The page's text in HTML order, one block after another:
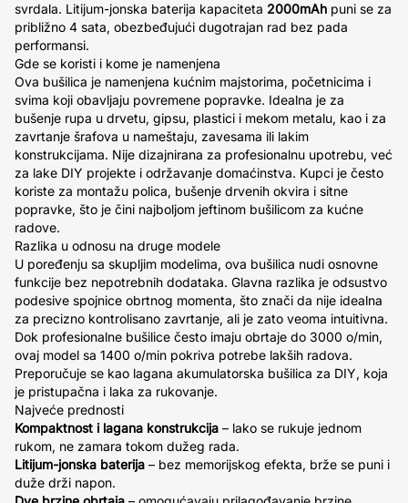
svrdala. Litijum-jonska baterija kapaciteta 2000mAh puni se za
približno 4 sata, obezbeđujući dugotrajan rad bez pada
performansi.
Gde se koristi i kome je namenjena
Ova bušilica je namenjena kućnim majstorima, početnicima i
svima koji obavljaju povremene popravke. Idealna je za
bušenje rupa u drvetu, gipsu, plastici i mekom metalu, kao i za
zavrtanje šrafova u nameštaju, zavesama ili lakim
konstrukcijama. Nije dizajnirana za profesionalnu upotrebu, već
za lake DIY projekte i održavanje domaćinstva. Kupci je često
koriste za montažu polica, bušenje drvenih okvira i sitne
popravke, što je čini najboljom jeftinom bušilicom za kućne
radove.
Razlika u odnosu na druge modele
U poređenju sa skupljim modelima, ova bušilica nudi osnovne
funkcije bez nepotrebnih dodataka. Glavna razlika je odsustvo
podesive spojnice obrtnog momenta, što znači da nije idealna
za precizno kontrolisano zavrtanje, ali je zato veoma intuitivna.
Dok profesionalne bušilice često imaju obrtaje do 3000 o/min,
ovaj model sa 1400 o/min pokriva potrebe lakših radova.
Preporučuje se kao lagana akumulatorska bušilica za DIY, koja
je pristupačna i laka za rukovanje.
Najveće prednosti
Kompaktnost i lagana konstrukcija – lako se rukuje jednom
rukom, ne zamara tokom dužeg rada.
Litijum-jonska baterija – bez memorijskog efekta, brže se puni i
duže drži napon.